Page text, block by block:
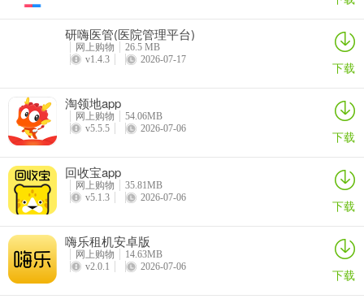
观看与回放，让你随时不错过心仪好物。商品在线选购也很方便，平
台展示各类好物，能轻松下单购买并管理地址。订单综合管理功能强
大，可查询订单、管理优惠券和积分。还有积分福利兑换，通过积分
商城，完成任务就能兑换商品。在亦齐乐商城新增收货地址也简单，
打开软件进入首页选好物品，进入购买界面下滑点击配送，选收货地
址时点击上方新增地址，填好姓名、联系方式和具体收货地址，下方
捷，是你购物和打理生活的好帮手。
亦齐乐app中如何新增收货地址
研嗨医管(医院管理平台)
网上购物
26.5 MB
v1.4.3
2026-07-17 下载
淘领地app
网上购物
54.06MB
v5.5.5
2026-07-06 下载
回收宝app
网上购物
35.81MB
v5.1.3
2026-07-06 下载
嗨乐租机安卓版
网上购物
14.63MB
v2.0.1
2026-07-06 下载